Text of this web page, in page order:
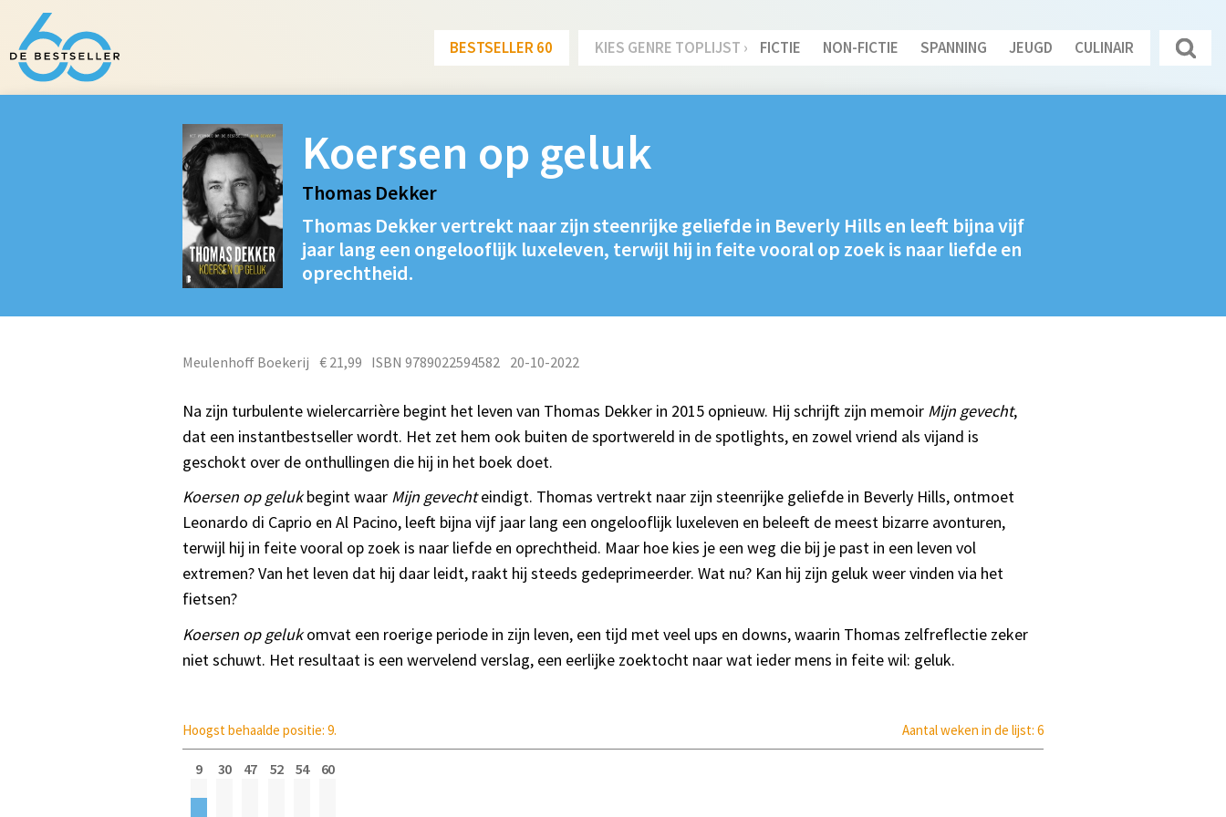
BESTSELLER 60 KIES GENRE TOPLIJST › FICTIE NON-FICTIE SPANNING JEUGD CULINAIR
Koersen op geluk
Thomas Dekker
Thomas Dekker vertrekt naar zijn steenrijke geliefde in Beverly Hills en leeft bijna vijf
jaar lang een ongelooflijk luxeleven, terwijl hij in feite vooral op zoek is naar liefde en
oprechtheid.
Meulenhoff Boekerij € 21,99 ISBN 9789022594582 20-10-2022
Na zijn turbulente wielercarrière begint het leven van Thomas Dekker in 2015 opnieuw. Hij schrijft zijn memoir Mijn gevecht,
dat een instantbestseller wordt. Het zet hem ook buiten de sportwereld in de spotlights, en zowel vriend als vijand is
geschokt over de onthullingen die hij in het boek doet.
Koersen op gelukbegint waar Mijn gevechteindigt. Thomas vertrekt naar zijn steenrijke geliefde in Beverly Hills, ontmoet
Leonardo di Caprio en Al Pacino, leeft bijna vijf jaar lang een ongelooflijk luxeleven en beleeft de meest bizarre avonturen,
terwijl hij in feite vooral op zoek is naar liefde en oprechtheid. Maar hoe kies je een weg die bij je past in een leven vol
extremen? Van het leven dat hij daar leidt, raakt hij steeds gedeprimeerder. Wat nu? Kan hij zijn geluk weer vinden via het
fietsen?
Koersen op gelukomvat een roerige periode in zijn leven, een tijd met veel ups en downs, waarin Thomas zelfreflectie zeker
niet schuwt. Het resultaat is een wervelend verslag, een eerlijke zoektocht naar wat ieder mens in feite wil: geluk.
Hoogst behaalde positie: 9. Aantal weken in de lijst: 6
9 30 47 52 54 60